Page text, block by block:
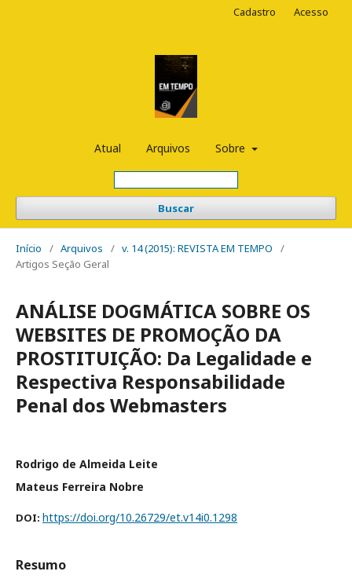
Atual Arquivos Sobre
Buscar
Cadastro Acesso
Início / Arquivos / v. 14 (2015): REVISTA EM TEMPO
/
Artigos Seção Geral
ANÁLISE DOGMÁTICA SOBRE OS
WEBSITES DE PROMOÇÃO DA
PROSTITUIÇÃO: Da Legalidade e
Respectiva Responsabilidade
Penal dos Webmasters
Rodrigo de Almeida Leite
Mateus Ferreira Nobre
DOI: https://doi.org/10.26729/et.v14i0.1298
Resumo